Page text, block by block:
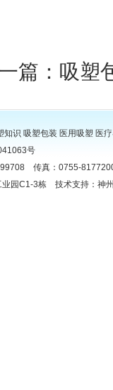
篇： 吸塑
知识 吸塑包装 医用吸塑 医
号
传真：0755-
业园C1-3栋 技术支持：神